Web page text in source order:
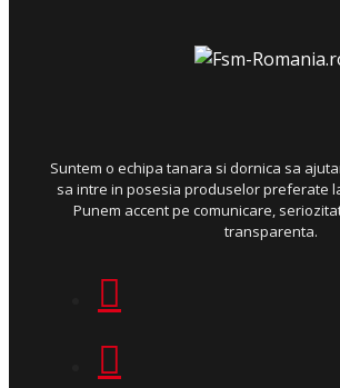
Suntem o echipa tanara si dornica sa
sa intre in posesia produselor preferate
Punem accent pe comunicare,
transparenta.